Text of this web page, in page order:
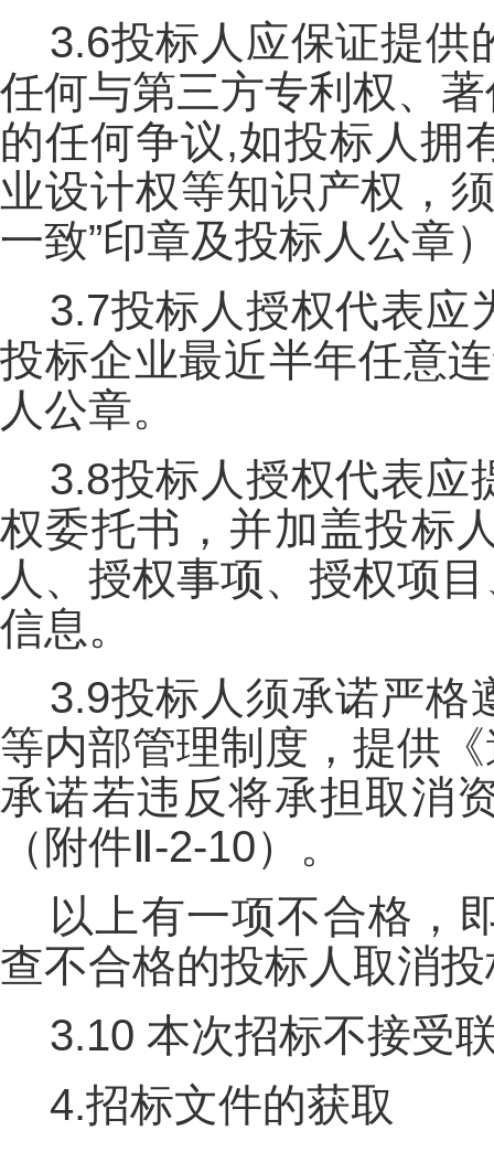
3.6投标人应保证提供
任何与第三方专利权、
的任何争议,如投标人拥
业设计权等知识产权，
一致”印章及投标人公章
3.7投标人授权代表应
投标企业最近半年任意
人公章。
3.8投标人授权代表应
权委托书，并加盖投标
人、授权事项、授权项
信息。
3.9投标人须承诺严格
等内部管理制度，提供
承诺若违反将承担取消
（附件Ⅱ-2-10）。
以上有一项不合格，
查不合格的投标人取消
3.10 本次招标不接受
4.招标文件的获取